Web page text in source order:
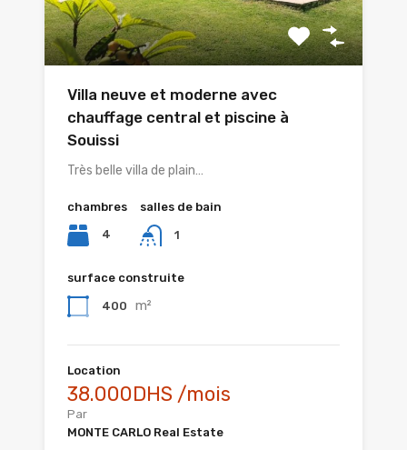
Villa neuve et moderne avec
chauffage central et piscine à
Souissi
Très belle villa de plain…
chambres
4
salles de bain
1
surface construite
400 m²
Location
38.000DHS /mois
Par
MONTE CARLO Real Estate